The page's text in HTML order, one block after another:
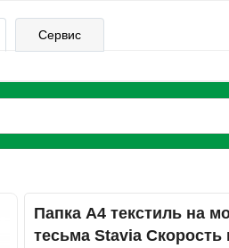
Сервис
Папка А4 текстиль на
тесьма Stavia Скорость